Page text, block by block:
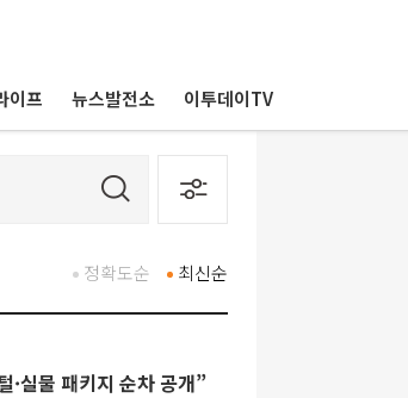
이프 뉴스발전소 이투데이TV
최신순
정확도순
·실물 패키지 순차 공개”